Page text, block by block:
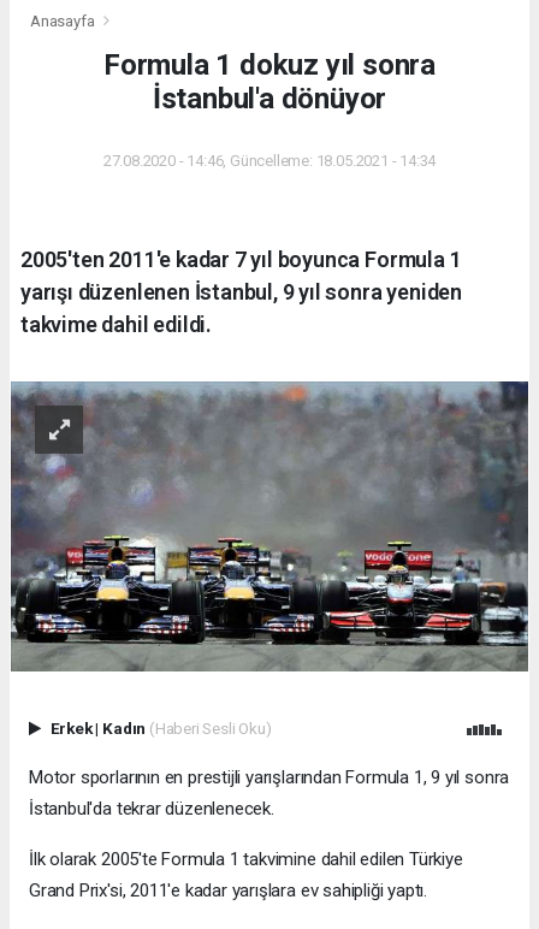
Anasayfa
Formula 1 dokuz yıl sonra
İstanbul'a dönüyor
27.08.2020 - 14:46, Güncelleme: 18.05.2021 - 14:34
2005'ten 2011'e kadar 7 yıl boyunca Formula 1
yarışı düzenlenen İstanbul, 9 yıl sonra yeniden
takvime dahil edildi.
Erkek| Kadın (Haberi Sesli Oku)
Motor sporlarının en prestijli yarışlarından Formula 1, 9 yıl sonra
İstanbul'da tekrar düzenlenecek.
İlk olarak 2005'te Formula 1 takvimine dahil edilen Türkiye
Grand Prix'si, 2011'e kadar yarışlara ev sahipliği yaptı.